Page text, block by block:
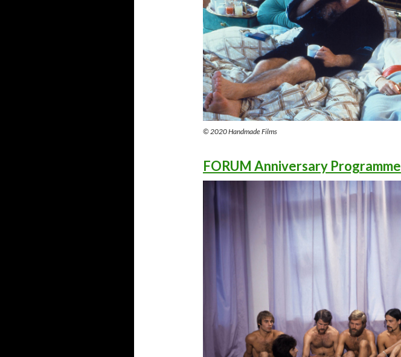
© 2020 Handmade Films
FORUM Anniversary Programme